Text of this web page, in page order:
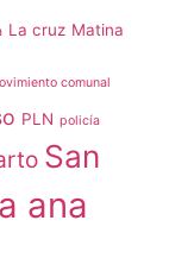
La cruz Matina
comunal
PLN policía
San
ana